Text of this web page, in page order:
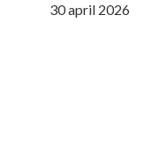
30 april 2026